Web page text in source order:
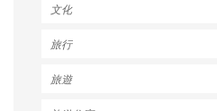
文化
旅行
旅遊